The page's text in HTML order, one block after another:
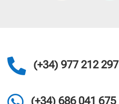
 (+34) 977 212 297
(+34) 686 041 675